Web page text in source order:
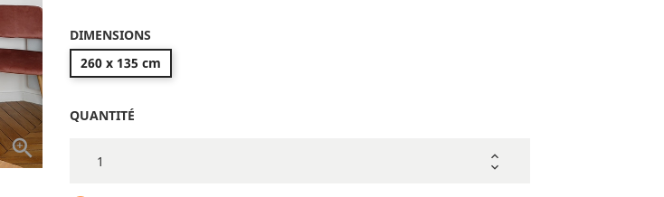

DIMENSIONS
260 x 135 cm
QUANTITÉ